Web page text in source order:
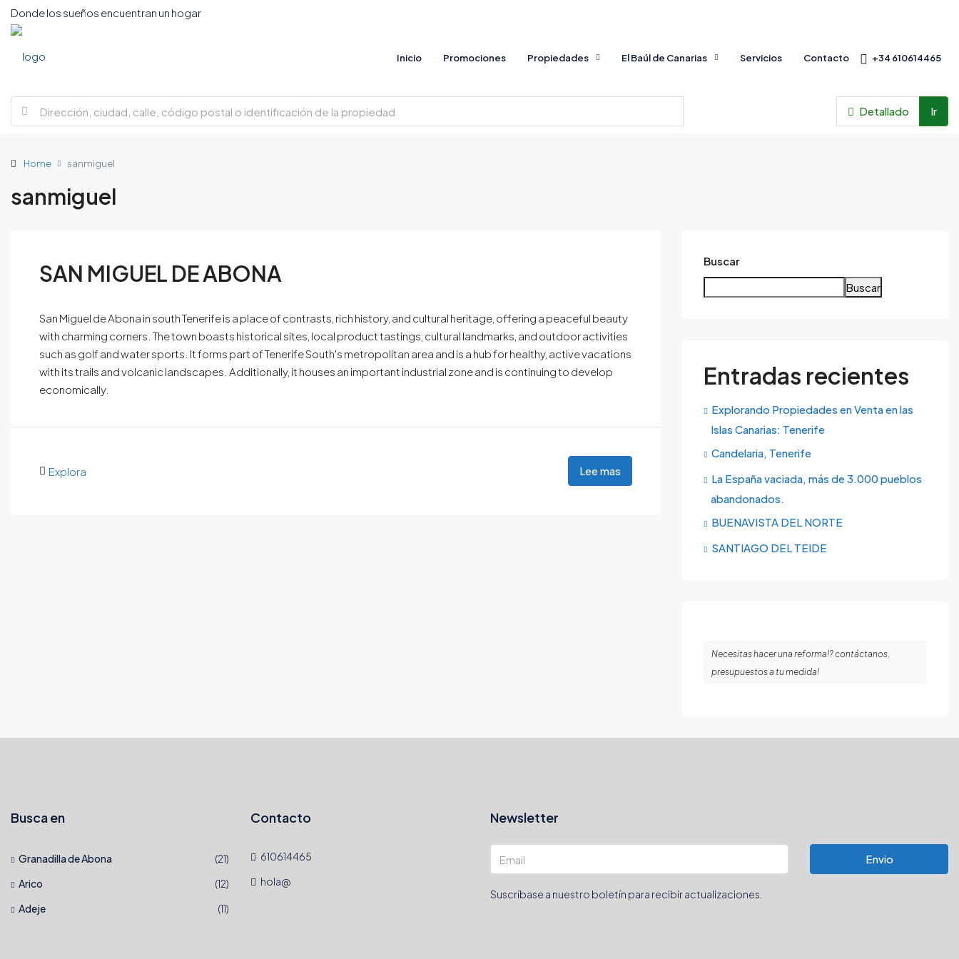
Donde los sueños encuentran un hogar
Inicio Promociones Propiedades El Baúl de Canarias Servicios Contacto +34 610614465
Detallado Ir
Home sanmiguel
sanmiguel
SAN MIGUEL DE ABONA
San Miguel de Abona in south Tenerife is a place of contrasts, rich history, and cultural heritage, offering a peaceful beauty
with charming corners. The town boasts historical sites, local product tastings, cultural landmarks, and outdoor activities
such as golf and water sports. It forms part of Tenerife South's metropolitan area and is a hub for healthy, active vacations
with its trails and volcanic landscapes. Additionally, it houses an important industrial zone and is continuing to develop
economically.
Explora Lee mas
Buscar
Buscar
Entradas recientes
Explorando Propiedades en Venta en las
Islas Canarias: Tenerife
Candelaria, Tenerife
La España vaciada, más de 3.000 pueblos
abandonados.
BUENAVISTA DEL NORTE
SANTIAGO DEL TEIDE
Necesitas hacer una reforma!? contáctanos,
presupuestos a tu medida!
Busca en
Granadilla de Abona
(21)
Arico
(12)
Adeje
(11)
Contacto
610614465
hola@
Newsletter
Envio
Suscríbase a nuestro boletín para recibir actualizaciones.